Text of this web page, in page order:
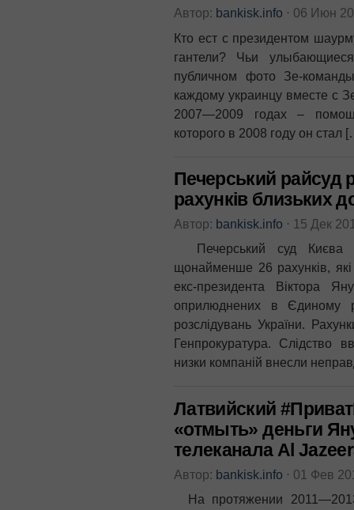
Автор: bankisk.info ⋅ 06 Июн
Кто ест с президентом
гантели? Чьи
публичном фото Зе-
каждому украинцу вместе с
2007—2009 годах –
которого в 2008 году он стал
Печерський
рахунків близьких
Автор: bankisk.info ⋅ 15 Дек
Печерський суд Києва
щонайменше 26 рахунків,
екс-президента Віктора
оприлюднених в Єдиному
розслідувань України.
Генпрокуратура. Слідство
низки компаній внесли
Латвийский
«отмыть» деньги
телеканала Al
Автор: bankisk.info ⋅ 01 Фев
На протяжении